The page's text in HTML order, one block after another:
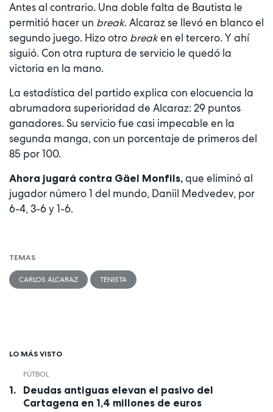
Antes al contrario. Una doble falta de Bautista le
permitió hacer un break. Alcaraz se llevó en blanco el
segundo juego. Hizo otro breaken el tercero. Y ahí
siguió. Con otra ruptura de servicio le quedó la
victoria en la mano.
La estadística del partido explica con elocuencia la
abrumadora superioridad de Alcaraz: 29 puntos
ganadores. Su servicio fue casi impecable en la
segunda manga, con un porcentaje de primeros del
85 por 100.
Ahora jugará contra Gäel Monfils, que eliminó al
jugador número 1 del mundo, Daniil Medvedev, por
6-4, 3-6 y 1-6.
TEMAS
CARLOS ALCARAZ TENISTA
LO MÁS VISTO
FÚTBOL
Deudas antiguas elevan el pasivo del
Cartagena en 1,4 millones de euros